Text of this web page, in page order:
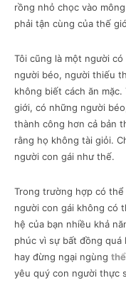
rồng nhỏ chọc vào
phải tận cùng của thế
Tôi cũng là một người
người béo, người thiếu
không biết cách ăn
giới, có những người
thành công hơn cả bản
rằng họ không tài giỏi.
người con gái như thế.
Trong trường hợp có
người con gái không có
hệ của bạn nhiều khả
phúc vì sự bất đồng quá
hay đừng ngại ngùng
yêu quý con người thực